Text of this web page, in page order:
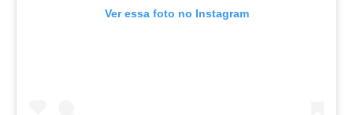
Ver essa foto no Instagram